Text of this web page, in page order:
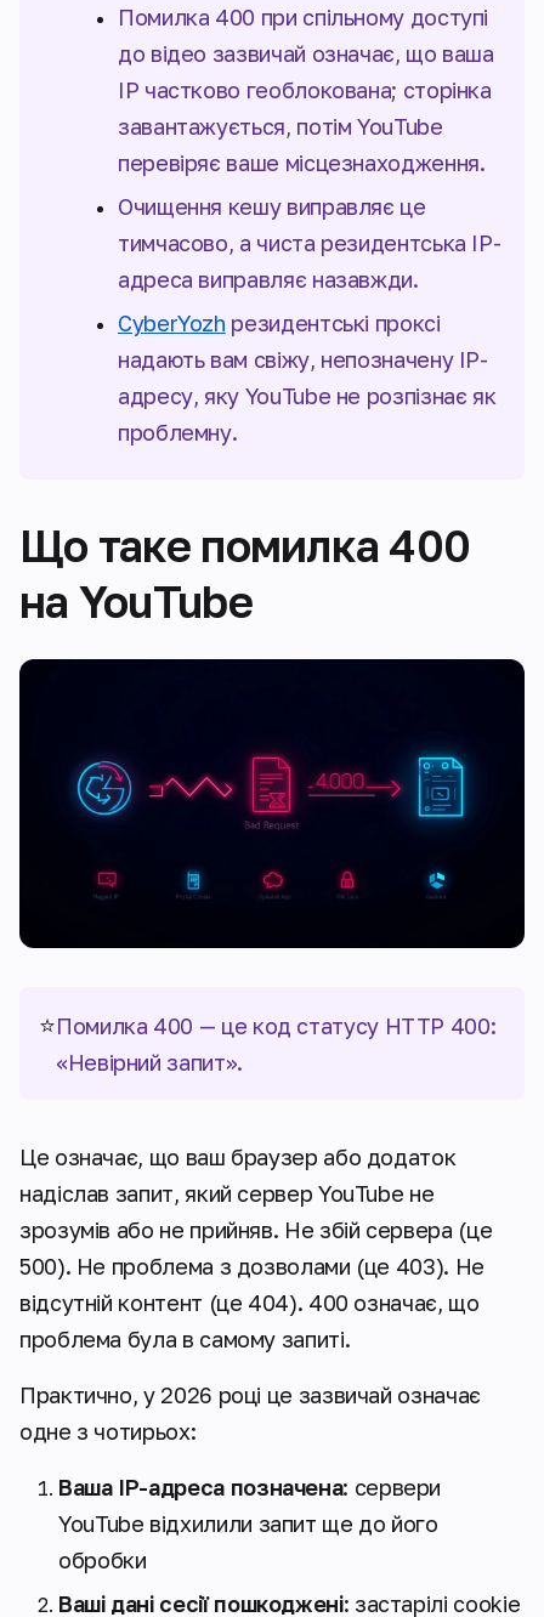
Помилка 400 при спільному доступі
до відео зазвичай означає, що ваша
IP частково геоблокована; сторінка
завантажується, потім YouTube
перевіряє ваше місцезнаходження.
Очищення кешу виправляє це
тимчасово, а чиста резидентська IP-
адреса виправляє назавжди.
CyberYozh резидентські проксі
надають вам свіжу, непозначену IP-
адресу, яку YouTube не розпізнає як
проблемну.
Що таке помилка 400
на YouTube
⭐Помилка 400 — це код статусу HTTP 400:
«Невірний запит».
Це означає, що ваш браузер або додаток
надіслав запит, який сервер YouTube не
зрозумів або не прийняв. Не збій сервера (це
500). Не проблема з дозволами (це 403). Не
відсутній контент (це 404). 400 означає, що
проблема була в самому запиті.
Практично, у 2026 році це зазвичай означає
одне з чотирьох:
Ваша IP-адреса позначена: сервери
YouTube відхилили запит ще до його
обробки
Ваші дані сесії пошкоджені: застарілі cookie